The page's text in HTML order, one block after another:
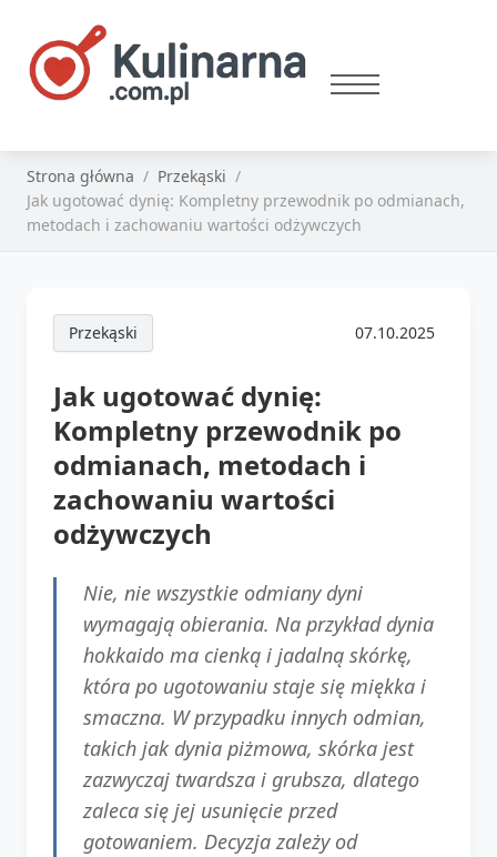
Strona główna
Przekąski
Jak ugotować dynię: Kompletny przewodnik po odmianach,
metodach i zachowaniu wartości odżywczych
Przekąski 07.10.2025
Jak ugotować dynię:
Kompletny przewodnik po
odmianach, metodach i
zachowaniu wartości
odżywczych
Nie, nie wszystkie odmiany dyni
wymagają obierania. Na przykład dynia
hokkaido ma cienką i jadalną skórkę,
która po ugotowaniu staje się miękka i
smaczna. W przypadku innych odmian,
takich jak dynia piżmowa, skórka jest
zazwyczaj twardsza i grubsza, dlatego
zaleca się jej usunięcie przed
gotowaniem. Decyzja zależy od